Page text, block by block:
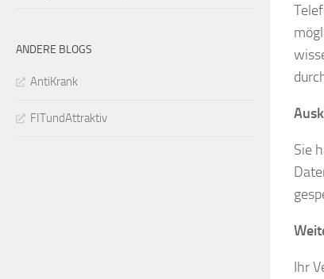
Sie
Ihr
ANDERE BLOGS
AntiKrank
FITundAttraktiv